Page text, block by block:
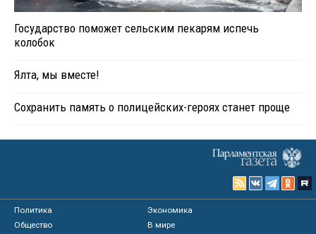
Государство поможет сельским пекарям испечь
колобок
Ялта, мы вместе!
Сохранить память о полицейских-героях станет проще
Политика
Экономика
Общество
В мире